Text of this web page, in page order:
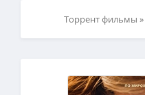
Торрент фильмы »